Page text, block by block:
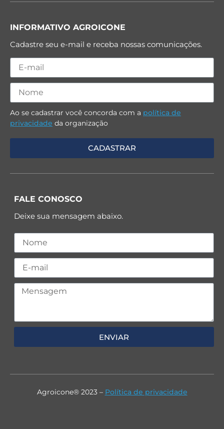
INFORMATIVO AGROICONE
Cadastre seu e-mail e receba nossas comunicações.
Ao se cadastrar você concorda com a política de
privacidade da organização
FALE CONOSCO
Deixe sua mensagem abaixo.
ENVIAR
Agroicone® 2023 – Política de privacidade